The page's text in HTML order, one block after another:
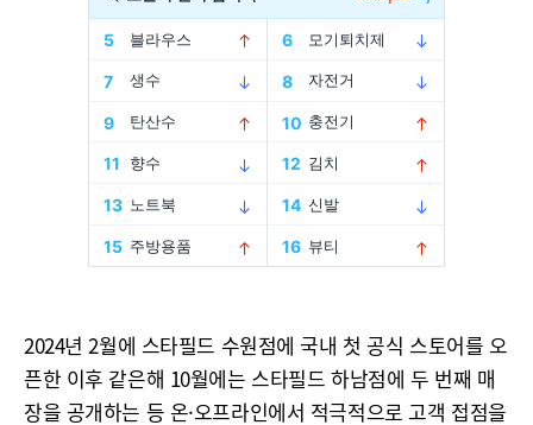
2024년 2월에 스타필드 수원점에 국내 첫 공식 스토어를 오
픈한 이후 같은해 10월에는 스타필드 하남점에 두 번째 매
장을 공개하는 등 온·오프라인에서 적극적으로 고객 접점을